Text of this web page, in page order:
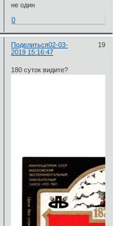
не один
0
Поделиться 19
02-03-
2019 15:16:47
180 суток видите?